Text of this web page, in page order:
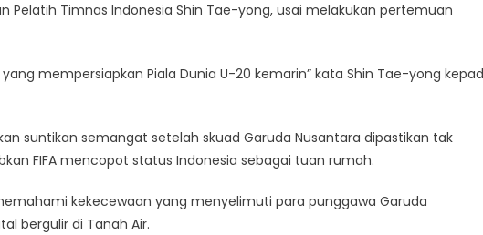
Pelatih Timnas Indonesia Shin Tae-yong, usai melakukan pertemuan
mempersiapkan Piala Dunia U-20 kemarin” kata Shin Tae-yong
suntikan semangat setelah skuad Garuda Nusantara dipastikan tak
FIFA mencopot status Indonesia sebagai tuan rumah.
kekecewaan yang menyelimuti para punggawa Garuda
bergulir di Tanah Air.